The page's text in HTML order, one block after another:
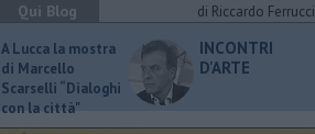
Qui Blog
di Riccardo Ferrucci
A Lucca la mostra
di Marcello
Scarselli “Dialoghi
con la città"
INCONTRI
D'ARTE